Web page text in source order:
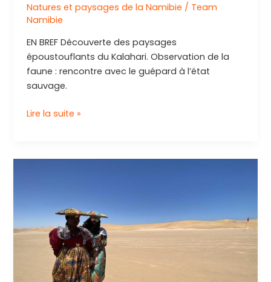
Natures et paysages de la Namibie / Team
Namibie
EN BREF Découverte des paysages
époustouflants du Kalahari. Observation de la
faune : rencontre avec le guépard à l’état
sauvage.
Explorer
du
Lire la suite »